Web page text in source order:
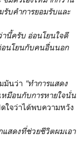
รับคำการยอมรับและ
นี้ครับ อ่อนโยนใจดี
อนโยนกับคนอื่นนอก
มันว่า "ทำการแสดง
หมือนกับการหายใจนั่น
ใจว่าได้พบความหวัง
แสดงที่ช่วยชีวิตผมเอา